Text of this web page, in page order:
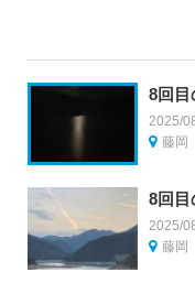
8回目
2025/
藤岡
8回目
2025/
藤岡